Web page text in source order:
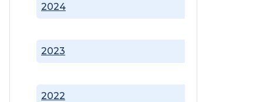
2022
2023
2024